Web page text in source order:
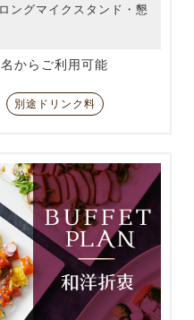
ングマイクスタンド・懇
名からご利用可能
別途ドリンク料